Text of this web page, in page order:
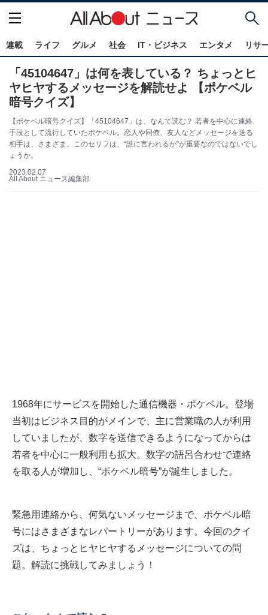
連載 ライフ グルメ 社会 IT・ビジネス エンタメ リサ
「45104647」は何を表している？ ちょっとヒ
ヤヒヤするメッセージを解読せよ 【ポケベル
暗号クイズ】
【ポケベル暗号クイズ】「45104647」は、なんて読む？ 若者を中心に連絡
手段として流行していたポケベル。恋人や同僚、友人などメッセージを送る
相手は、さまざま。このセリフは、“誰に言われるか”が重要なのではないでし
ょうか。
2023.02.07
All About ニュース編集部
1968年にサービスを開始した通信機器・ポケベル。登場
当初はビジネス目的がメインで、主に営業職の人が利用
していましたが、数字を送信できるようになってからは
若者を中心に一般利用も拡大。数字の語呂合わせで連絡
を取る人が増加し、“ポケベル暗号”が誕生しました。
緊急用連絡から、何気ないメッセージまで、ポケベル暗
号にはさまざまなレパートリーがあります。今回のクイ
ズは、ちょっとヒヤヒヤするメッセージについての問
題。解読に挑戦してみましょう！